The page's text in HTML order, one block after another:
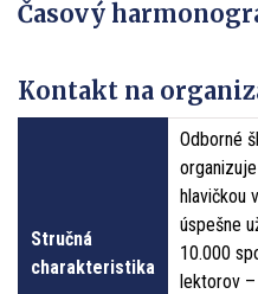
Časový
Kontakt na
Stručná
charakteristika
Odborné
hlavičkou
úspešne
10.000
lektorov –